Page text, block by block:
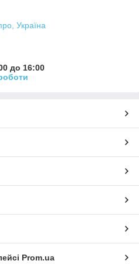
Україна
до 16:00
Prom.ua